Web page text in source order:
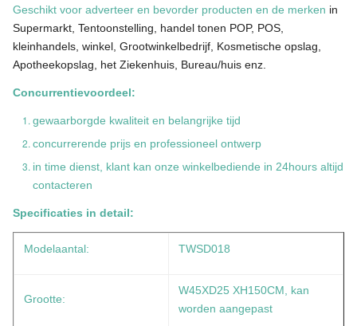
Geschikt voor adverteer en bevorder producten en de merken in
Supermarkt, Tentoonstelling, handel tonen POP, POS,
kleinhandels, winkel, Grootwinkelbedrijf, Kosmetische opslag,
Apotheekopslag, het Ziekenhuis, Bureau/huis enz.
Concurrentievoordeel:
gewaarborgde kwaliteit en belangrijke tijd
concurrerende prijs en professioneel ontwerp
in time dienst, klant kan onze winkelbediende in 24hours altijd
contacteren
Specificaties in detail:
Modelaantal: TWSD018
Grootte:
W45XD25 XH150CM, kan
worden aangepast